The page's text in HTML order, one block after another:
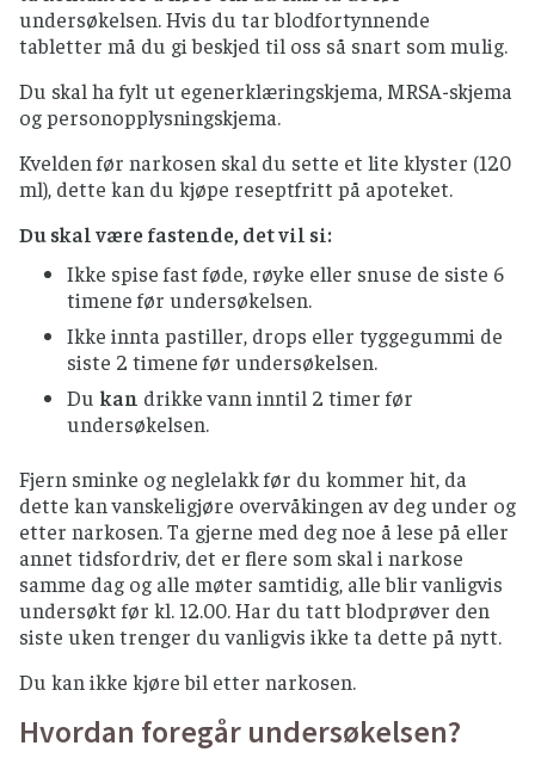
undersøkelsen. Hvis du tar blodfortynnende
tabletter må du gi beskjed til oss så snart som mulig.
Du skal ha fylt ut egenerklæringskjema, MRSA-skjema
og personopplysningskjema.
Kvelden før narkosen skal du sette et lite klyster (120
ml), dette kan du kjøpe reseptfritt på apoteket.
Du skal være fastende, det vil si:
Ikke spise fast føde, røyke eller snuse de siste 6
timene før undersøkelsen.
Ikke innta pastiller, drops eller tyggegummi de
siste 2 timene før undersøkelsen.
Du kan drikke vann inntil 2 timer før
undersøkelsen.
Fjern sminke og neglelakk før du kommer hit, da
dette kan vanskeligjøre overvåkingen av deg under og
etter narkosen. Ta gjerne med deg noe å lese på eller
annet tidsfordriv, det er flere som skal i narkose
samme dag og alle møter samtidig, alle blir vanligvis
undersøkt før kl. 12.00. Har du tatt blodprøver den
siste uken trenger du vanligvis ikke ta dette på nytt.
Du kan ikke kjøre bil etter narkosen.
Hvordan foregår undersøkelsen?